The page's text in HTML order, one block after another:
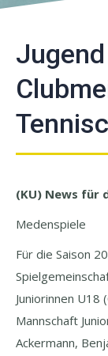
Jugend
(KU) News für
Medenspiele
Für die Saison
Juniorinnen U18
Mannschaft
Ackermann,